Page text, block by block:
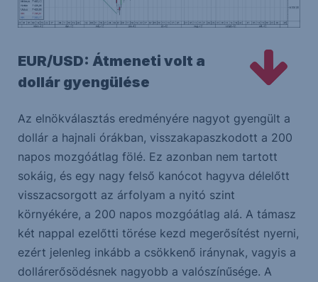
EUR/USD: Átmeneti volt a
dollár gyengülése
Az elnökválasztás eredményére nagyot gyengült a
dollár a hajnali órákban, visszakapaszkodott a 200
napos mozgóátlag fölé. Ez azonban nem tartott
sokáig, és egy nagy felső kanócot hagyva délelőtt
visszacsorgott az árfolyam a nyitó szint
környékére, a 200 napos mozgóátlag alá. A támasz
két nappal ezelőtti törése kezd megerősítést nyerni,
ezért jelenleg inkább a csökkenő iránynak, vagyis a
dollárerősödésnek nagyobb a valószínűsége. A